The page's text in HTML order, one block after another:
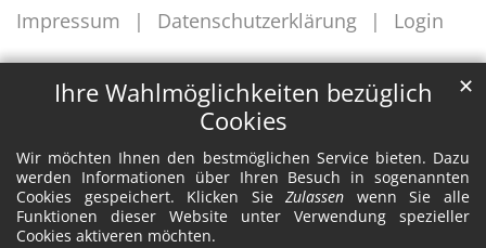
Ihre Wahlmöglichkeiten bezüglich
Cookies
Wir möchten Ihnen den bestmöglichen Service bieten. Dazu
werden Informationen über Ihren Besuch in sogenannten
Cookies gespeichert. Klicken SieZulassen wenn Sie alle
Funktionen dieser Website unter Verwendung spezieller
Cookies aktiveren möchten.
✕
Impressum
Datenschutzerklärung Login